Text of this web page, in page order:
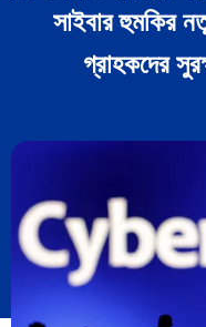
সাইবার হুমকির
গ্রাহকদের